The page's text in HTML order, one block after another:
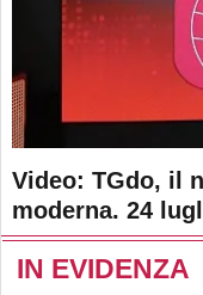
Video: TGdo, il
moderna. 24
IN EVIDENZA